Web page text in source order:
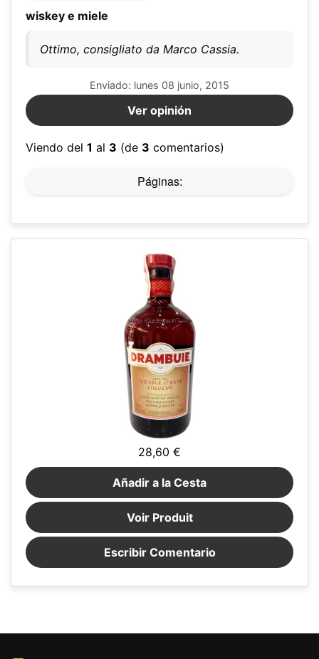
wiskey e miele
Ottimo, consigliato da Marco Cassia.
Enviado: lunes 08 junio, 2015
Ver opinión
Viendo del 1 al 3 (de 3 comentarios)
Páginas:
28,60 €
Añadir a la Cesta
Voir Produit
Escribir Comentario
Notre site web utilise des cookies capables de lire,